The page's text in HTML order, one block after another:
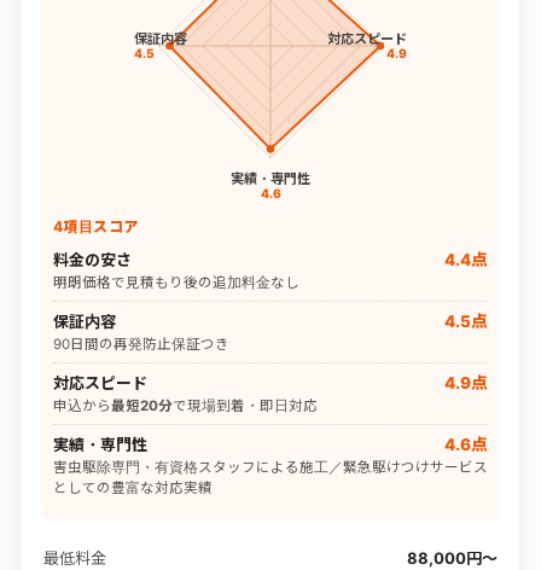
対応スピード
4.9
実績・専門性
4.6
保証内容
4.5
4項目スコア
料金の安さ 4.4点
明朗価格で見積もり後の追加料金なし
保証内容 4.5点
90日間の再発防止保証つき
対応スピード 4.9点
申込から最短20分で現場到着・即日対応
実績・専門性 4.6点
害虫駆除専門・有資格スタッフによる施工／緊急駆けつけサービス
としての豊富な対応実績
最低料金 88,000円〜